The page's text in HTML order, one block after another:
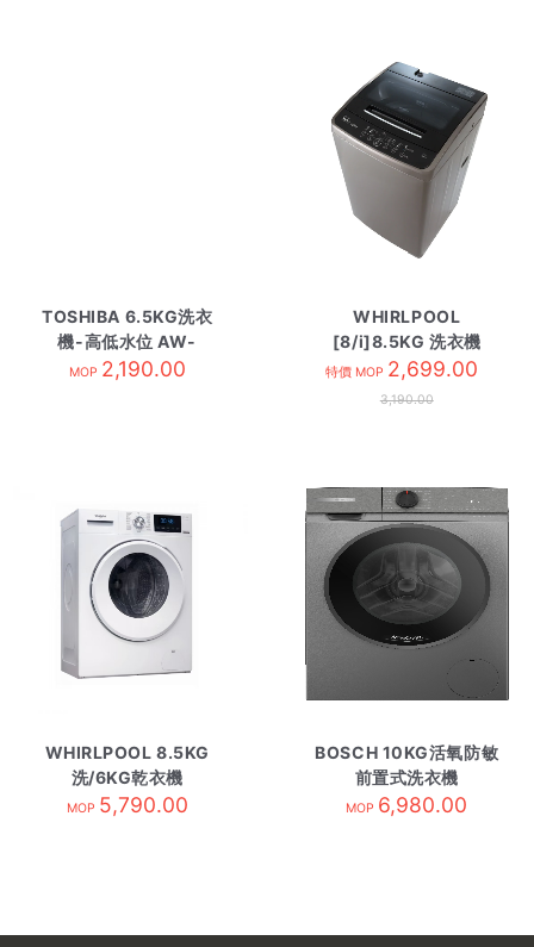
TOSHIBA 6.5KG洗衣
機-高低水位 AW-
Q751APH
MOP 2,190.00
WHIRLPOOL
[8/i]8.5KG 洗衣機
VEMC85821 金色
特價 MOP 2,699.00
3,190.00
WHIRLPOOL 8.5KG
洗/6KG乾衣機
WRAL856411
MOP 5,790.00
BOSCH 10KG活氧防敏
前置式洗衣機
WGG254E1HK 黑色
MOP 6,980.00